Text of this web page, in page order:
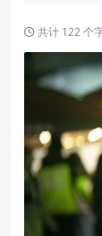
共计 122 个